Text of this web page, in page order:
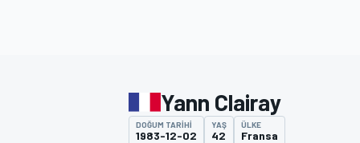
Yann Clairay
DOĞUM TARIHI
1983-12-02
YAŞ
42
ÜLKE
Fransa